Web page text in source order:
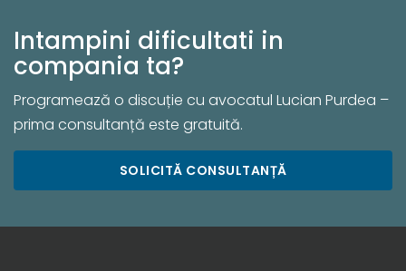
Intampini dificultati in
compania ta?
Programează o discuție cu avocatul Lucian Purdea –
prima consultanță este gratuită.
SOLICITĂ CONSULTANȚĂ